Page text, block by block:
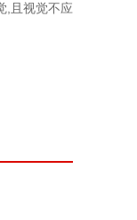
,且视觉不应